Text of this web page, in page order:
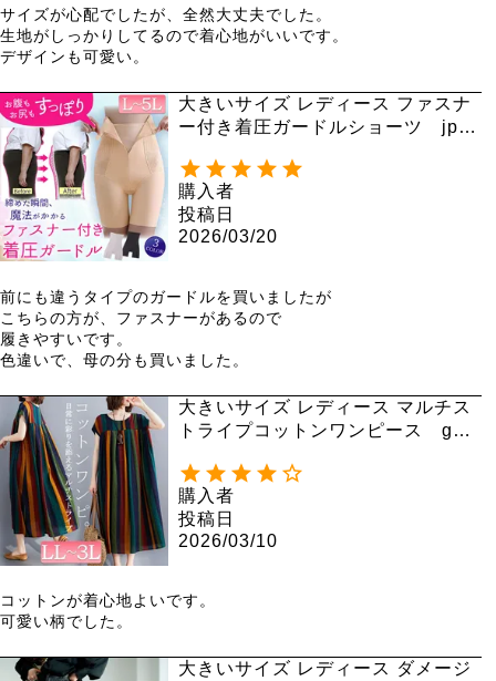
サイズが心配でしたが、全然大丈夫でした。
生地がしっかりしてるので着心地がいいです。
デザインも可愛い。
大きいサイズ レディース ファスナ
ー付き着圧ガードルショーツ jp57
購入者
投稿日
2026/03/20
前にも違うタイプのガードルを買いましたが
こちらの方が、ファスナーがあるので
履きやすいです。
色違いで、母の分も買いました。
大きいサイズ レディース マルチス
トライプコットンワンピース gold
購入者
投稿日
2026/03/10
コットンが着心地よいです。
可愛い柄でした。
大きいサイズ レディース ダメージ